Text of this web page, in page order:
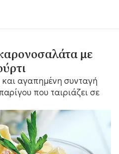
με
αγαπημένη συνταγή
που ταιριάζει σε